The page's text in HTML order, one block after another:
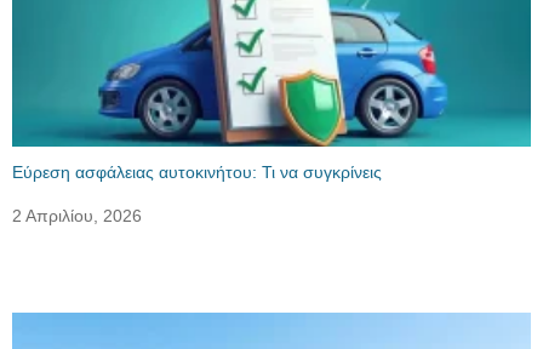
Εύρεση ασφάλειας αυτοκινήτου: Τι να συγκρίνεις
2 Απριλίου, 2026